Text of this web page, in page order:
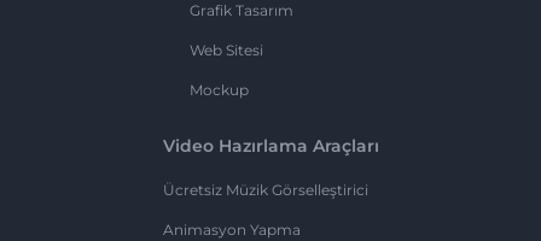
Grafik Tasarım
Web Sitesi
Mockup
Video Hazırlama Araçları
Ücretsiz Müzik Görselleştirici
Animasyon Yapma